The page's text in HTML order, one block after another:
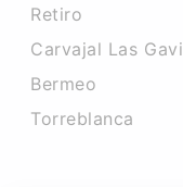
Retiro
Carvajal Las
Bermeo
Torreblanca